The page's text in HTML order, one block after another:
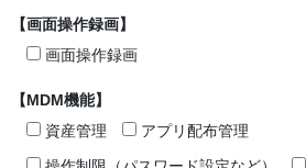
【画面操作録画】
画面操作録画
【MDM機能】
資産管理
アプリ配布管理